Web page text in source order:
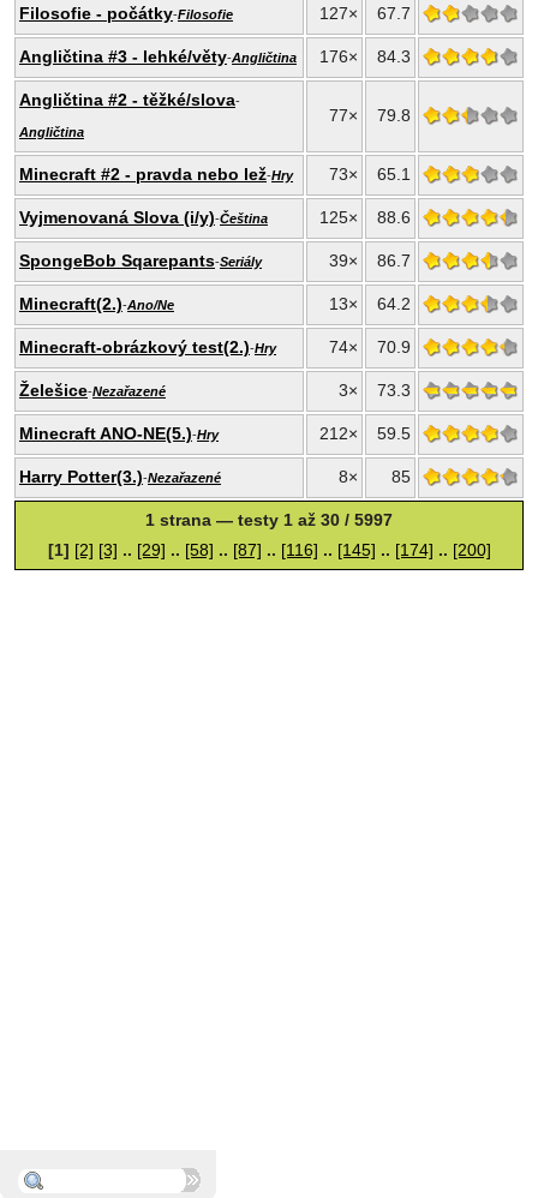
Filosofie - počátky-Filosofie 127× 67.7
Angličtina #3 - lehké/věty-Angličtina 176× 84.3
Angličtina #2 - těžké/slova-
Angličtina
77× 79.8
Minecraft #2 - pravda nebo lež-Hry 73× 65.1
Vyjmenovaná Slova (i/y)-Čeština 125× 88.6
SpongeBob Sqarepants-Seriály 39× 86.7
Minecraft(2.)-Ano/Ne 13× 64.2
Minecraft-obrázkový test(2.)-Hry 74× 70.9
Želešice-Nezařazené 3× 73.3
Minecraft ANO-NE(5.)-Hry 212× 59.5
Harry Potter(3.)-Nezařazené 8× 85
1 strana — testy 1 až 30 / 5997
[1] [2] [3] .. [29] .. [58] .. [87] .. [116] .. [145] .. [174] .. [200]